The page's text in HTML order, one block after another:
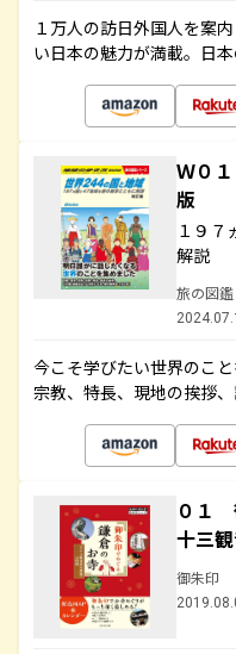
１万人の訪日外国人を案
い日本の魅力が満載。日
Ｗ０
版
１９７
解説
旅の図鑑
今こそ学びたい世界のこ
宗教、特長、現地の挨拶
０１
十三
御朱印